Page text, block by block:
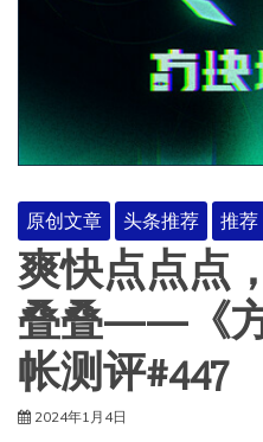
原创文章 头条推荐 推荐
爽快点点点
叠叠——《
帐测评#447
2024年1月4日